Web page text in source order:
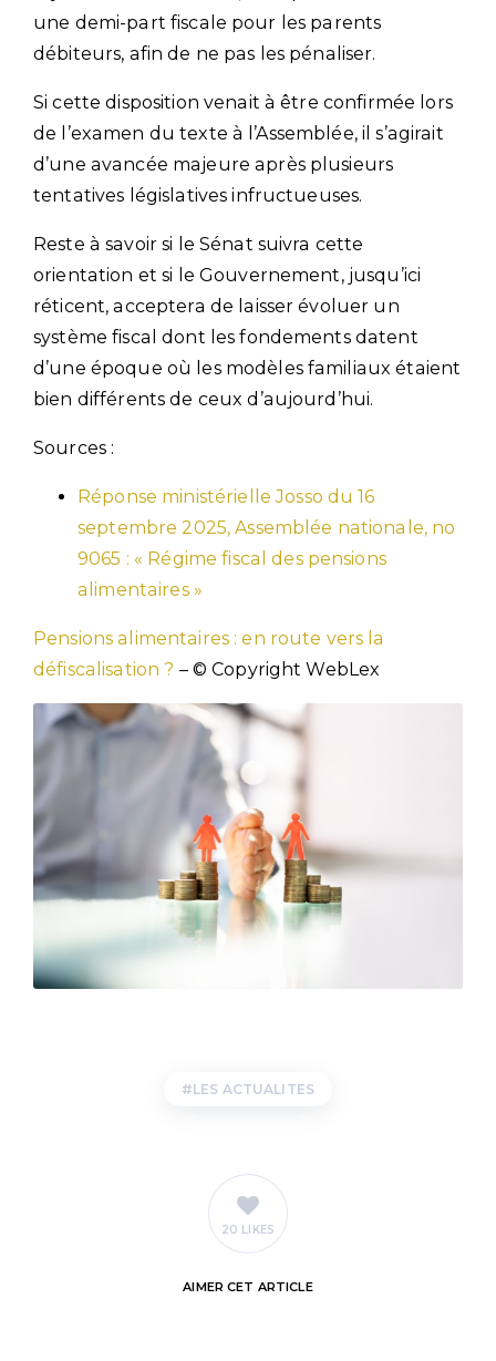
une demi-part fiscale pour les parents
débiteurs, afin de ne pas les pénaliser.
Si cette disposition venait à être confirmée lors
de l’examen du texte à l’Assemblée, il s’agirait
d’une avancée majeure après plusieurs
tentatives législatives infructueuses.
Reste à savoir si le Sénat suivra cette
orientation et si le Gouvernement, jusqu’ici
réticent, acceptera de laisser évoluer un
système fiscal dont les fondements datent
d’une époque où les modèles familiaux étaient
bien différents de ceux d’aujourd’hui.
Sources :
Réponse ministérielle Josso du 16
septembre 2025, Assemblée nationale, no
9065 : « Régime fiscal des pensions
alimentaires »
Pensions alimentaires : en route vers la
défiscalisation ? – © Copyright WebLex
LES ACTUALITES
20 LIKES
AIMER CET ARTICLE